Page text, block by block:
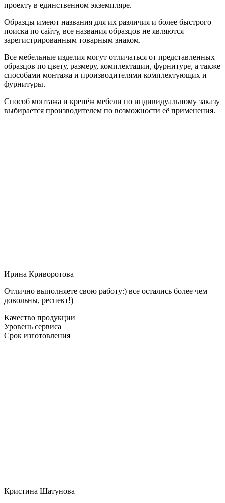
проекту в единственном экземпляре.
Образцы имеют названия для их различия и более быстрого
поиска по сайту, все названия образцов не являются
зарегистрированным товарным знаком.
Все мебельные изделия могут отличаться от представленных
образцов по цвету, размеру, комплектации, фурнитуре, а также
способами монтажа и производителями комплектующих и
фурнитуры.
Способ монтажа и крепёж мебели по индивидуальному заказу
выбирается производителем по возможности её применения.
Ирина Криворотова
Отлично выполняете свою работу:) все остались более чем
довольны, респект!)
Качество продукции
Уровень сервиса
Срок изготовления
Кристина Шатунова